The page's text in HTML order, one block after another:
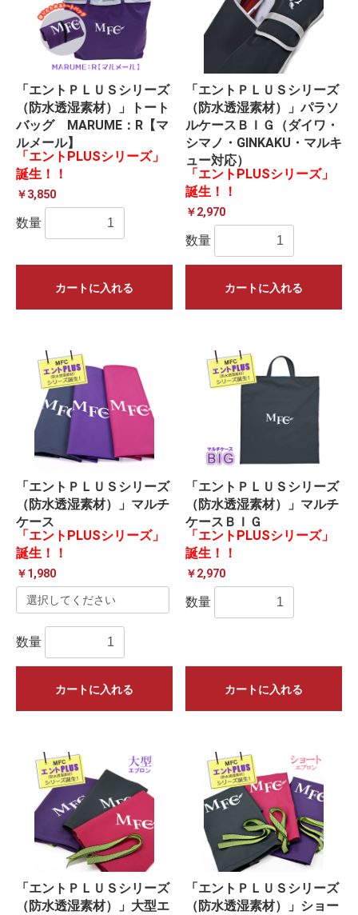
「エントＰＬＵＳシリーズ
（防水透湿素材）」トート
バッグ MARUME：R【マ
ルメール】
「エントPLUSシリーズ」
誕生！！
￥3,850
数量
カートに入れる
「エントＰＬＵＳシリーズ
（防水透湿素材）」パラソ
ルケースＢＩＧ（ダイワ・
シマノ・GINKAKU・マルキ
ュー対応）
「エントPLUSシリーズ」
誕生！！
￥2,970
数量
カートに入れる
「エントＰＬＵＳシリーズ
（防水透湿素材）」マルチ
ケース
「エントPLUSシリーズ」
誕生！！
￥1,980
数量
カートに入れる
「エントＰＬＵＳシリーズ
（防水透湿素材）」マルチ
ケースＢＩＧ
「エントPLUSシリーズ」
誕生！！
￥2,970
数量
カートに入れる
「エントＰＬＵＳシリーズ
（防水透湿素材）」大型エ
「エントＰＬＵＳシリーズ
（防水透湿素材）」ショー